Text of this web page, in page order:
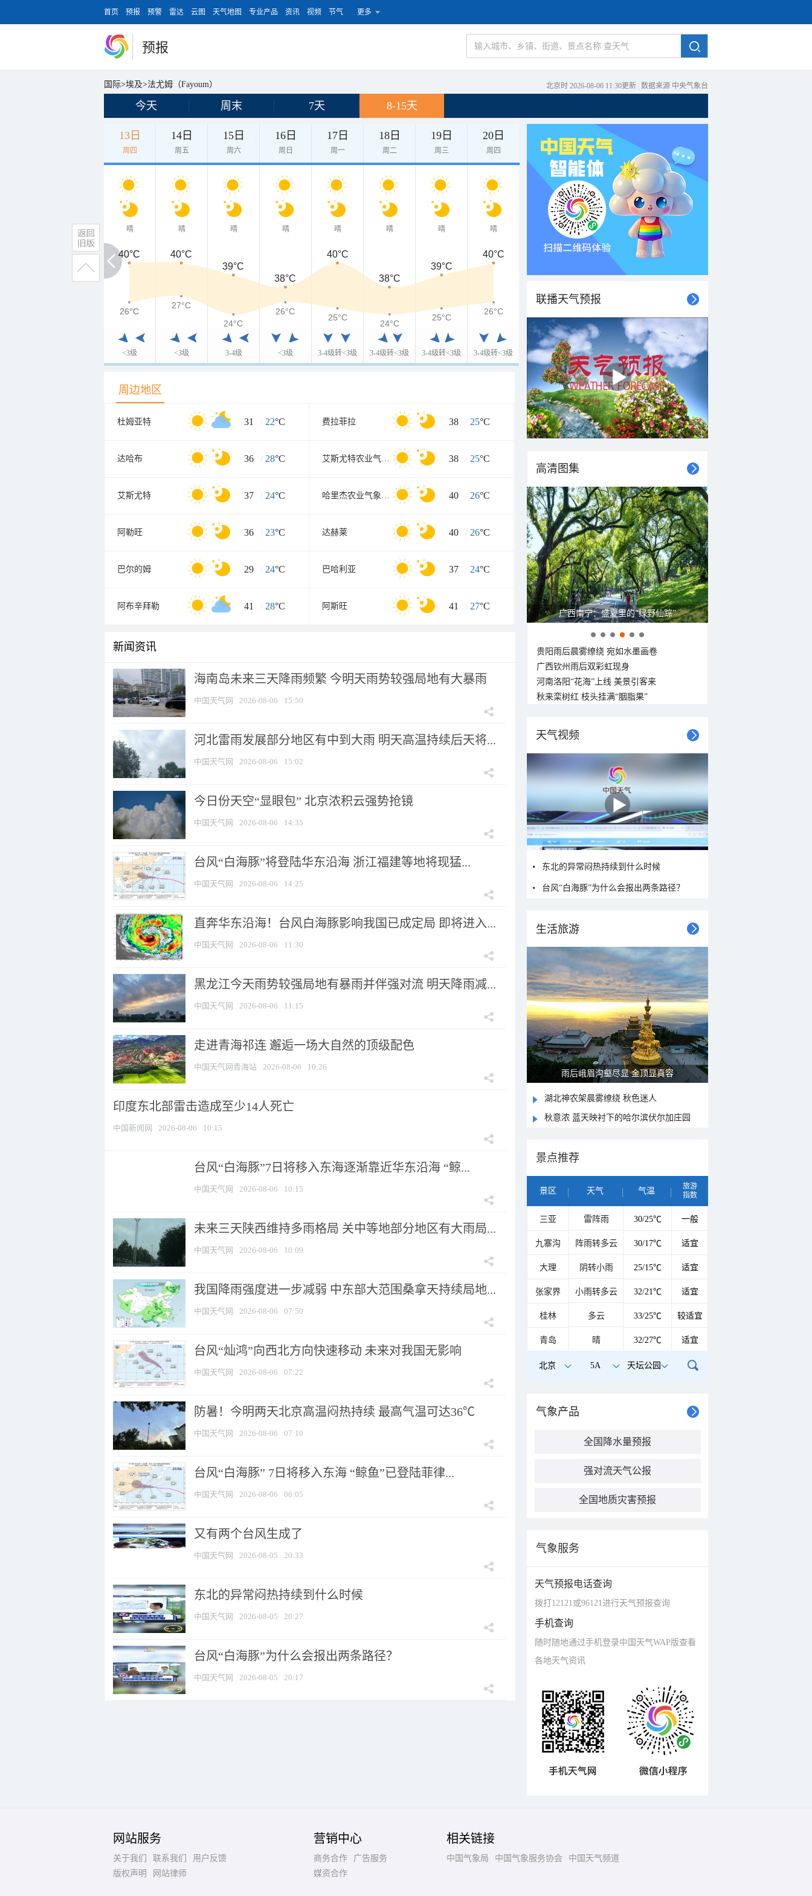
首页 预报 预警 雷达 云图 天气地图 专业产品 资讯 视频 节气 更多
预报
国际>埃及>法尤姆（Fayoum） 北京时 2026-08-06 11:30更新 数据来源 中央气象台
今天 周末 7天 8-15天
13日
周四
14日
周五
15日
周六
16日
周日
17日
周一
18日
周二
19日
周三
20日
周四
晴
<3级
晴
<3级
晴
3-4级
晴
<3级
晴
3-4级转<3级
晴
3-4级转<3级
晴
3-4级转<3级
晴
3-4级转<3级
40°C
40°C
40°C
39°C
38°C
40°C
38°C
39°C
40°C
26°C
26°C
27°C
24°C
26°C
25°C
24°C
25°C
26°C
周边地区
杜姆亚特 31 / 22°C 费拉菲拉 38 / 25°C
达哈布 36 / 28°C 艾斯尤特农业气象组 38 / 25°C
艾斯尤特 37 / 24°C 哈里杰农业气象组(哈里杰农业气象站) 40 / 26°C
阿勒旺 36 / 23°C 达赫莱 40 / 26°C
巴尔的姆 29 / 24°C 巴哈利亚 37 / 24°C
阿布辛拜勒 41 / 28°C 阿斯旺 41 / 27°C
新闻资讯
海南岛未来三天降雨频繁 今明天雨势较强局地有大暴雨
中国天气网 2026-08-06 15:50
河北雷雨发展部分地区有中到大雨 明天高温持续后天将...
中国天气网 2026-08-06 15:02
今日份天空“显眼包” 北京浓积云强势抢镜
中国天气网 2026-08-06 14:35
台风“白海豚”将登陆华东沿海 浙江福建等地将现猛...
中国天气网 2026-08-06 14:25
直奔华东沿海！台风白海豚影响我国已成定局 即将进入...
中国天气网 2026-08-06 11:30
黑龙江今天雨势较强局地有暴雨并伴强对流 明天降雨减...
中国天气网 2026-08-06 11:15
走进青海祁连 邂逅一场大自然的顶级配色
中国天气网青海站 2026-08-06 10:26
印度东北部雷击造成至少14人死亡
中国新闻网 2026-08-06 10:15
台风“白海豚”7日将移入东海逐渐靠近华东沿海 “鲸...
中国天气网 2026-08-06 10:15
未来三天陕西维持多雨格局 关中等地部分地区有大雨局...
中国天气网 2026-08-06 10:09
我国降雨强度进一步减弱 中东部大范围桑拿天持续局地...
中国天气网 2026-08-06 07:50
台风“灿鸿”向西北方向快速移动 未来对我国无影响
中国天气网 2026-08-06 07:22
防暑！今明两天北京高温闷热持续 最高气温可达36℃
中国天气网 2026-08-06 07:10
台风“白海豚” 7日将移入东海 “鲸鱼”已登陆菲律...
中国天气网 2026-08-06 06:05
又有两个台风生成了
中国天气网 2026-08-05 20:33
东北的异常闷热持续到什么时候
中国天气网 2026-08-05 20:27
台风“白海豚”为什么会报出两条路径？
中国天气网 2026-08-05 20:17
联播天气预报
高清图集
广西南宁：盛夏里的“绿野仙踪”
贵阳雨后晨雾缭绕 宛如水墨画卷
广西钦州雨后双彩虹现身
河南洛阳“花海”上线 美景引客来
秋来栾树红 枝头挂满“胭脂果”
天气视频
东北的异常闷热持续到什么时候
台风“白海豚”为什么会报出两条路径？
生活旅游
雨后峨眉沟壑尽显 金顶显真容
湖北神农架晨雾缭绕 秋色迷人
秋意浓 蓝天映衬下的哈尔滨伏尔加庄园
景点推荐
景区 天气 气温
旅游
指数
三亚 雷阵雨 30/25℃ 一般
九寨沟 阵雨转多云 30/17℃ 适宜
大理 阴转小雨 25/15℃ 适宜
张家界 小雨转多云 32/21℃ 适宜
桂林 多云 33/25℃ 较适宜
青岛 晴 32/27℃ 适宜
北京 5A 天坛公园
气象产品
全国降水量预报
强对流天气公报
全国地质灾害预报
气象服务
天气预报电话查询
拨打12121或96121进行天气预报查询
手机查询
随时随地通过手机登录中国天气WAP版查看
各地天气资讯
网站服务
关于我们 联系我们
用户反馈
版权声明
网站律师
营销中心
商务合作
广告服务
媒资合作
相关链接
中国气象局 中国气象服务协会 中国天气频道